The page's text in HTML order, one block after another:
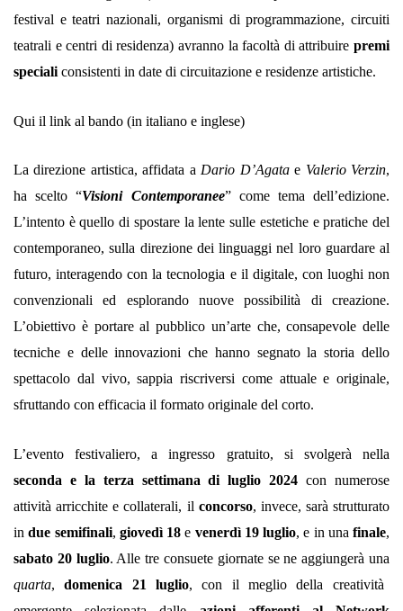
festival e teatri nazionali, organismi di programmazione, circuiti
teatrali e centri di residenza) avranno la facoltà di attribuire premi
speciali consistenti in date di circuitazione e residenze artistiche.
Qui il link al bando (in italiano e inglese)
La direzione artistica, affidata aDario D’Agatae Valerio Verzin,
ha scelto “Visioni Contemporanee” come tema dell’edizione.
L’intento è quello di spostare la lente sulle estetiche e pratiche del
contemporaneo, sulla direzione dei linguaggi nel loro guardare al
futuro, interagendo con la tecnologia e il digitale, con luoghi non
convenzionali ed esplorando nuove possibilità di creazione.
L’obiettivo è portare al pubblico un’arte che, consapevole delle
tecniche e delle innovazioni che hanno segnato la storia dello
spettacolo dal vivo, sappia riscriversi come attuale e originale,
sfruttando con efficacia il formato originale del corto.
L’evento festivaliero, a ingresso gratuito, si svolgerà nella
seconda e la terza settimana di luglio 2024 con numerose
attività arricchite e collaterali, il concorso, invece, sarà strutturato
indue semifinali, giovedì 18 e venerdì 19 luglio, e in una finale,
sabato 20 luglio. Alle tre consuete giornate se ne aggiungerà una
quarta,domenica 21 luglio, con il meglio della creatività